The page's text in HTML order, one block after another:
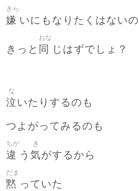
嫌
きら
いにもなりたくはないの
きっと 同
おな
じはずでしょ？
泣
な
いたりするのも
つよがってみるのも
違
ちが
う 気
き
がするから
黙
だま
っていた